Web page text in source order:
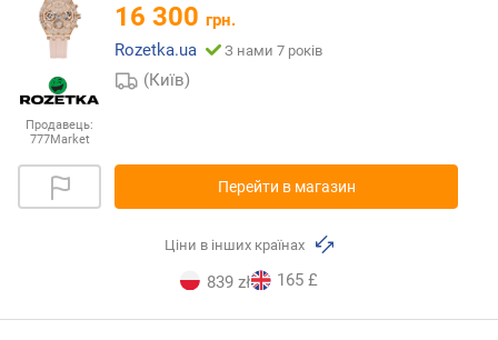
Продавець:
777Market
16 300 грн.
Rozetka.ua
З нами 7 років
(Київ)
Перейти в магазин
Ціни в інших країнах
839 zł 165 £